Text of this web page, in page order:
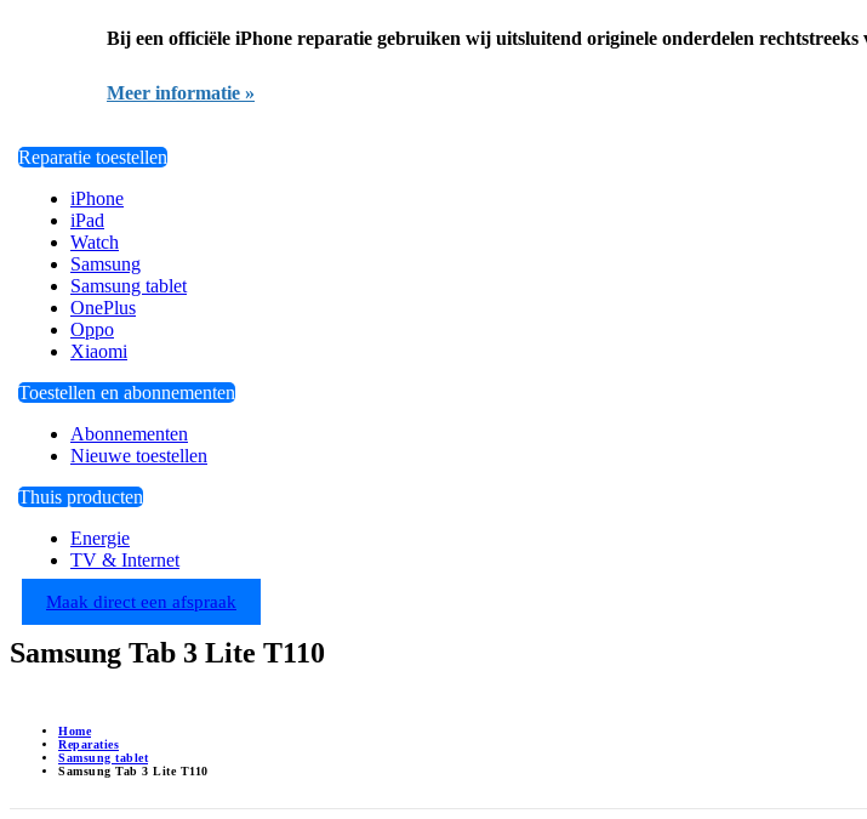
Bij een officiële iPhone reparatie gebruiken wij uitsluitend originele onderdelen rechtstreeks
Meer informatie »
Reparatie toestellen
iPhone
iPad
Watch
Samsung
Samsung tablet
OnePlus
Oppo
Xiaomi
Toestellen en abonnementen
Abonnementen
Nieuwe toestellen
Thuis producten
Energie
TV & Internet
Maak direct een afspraak
Samsung Tab 3 Lite T110
Home
Reparaties
Samsung tablet
Samsung Tab 3 Lite T110